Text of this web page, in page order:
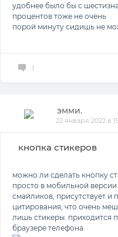
удобнее было бы с
процентов тоже не очень
порой минуту сидишь не
1
эмми.
22 января 2022 в
кнопка стикеров
можно ли сделать кнопку
просто в мобильной
смайликов, присутствует и
цитирования, что очень
лишь стикеры. приходится
браузере телефона.